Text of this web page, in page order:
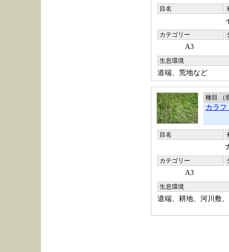
目名
カテゴリー
A3
生息環境
道端、荒地など
種目 （
カラフ
目名
カテゴリー
A3
生息環境
道端、耕地、河川敷